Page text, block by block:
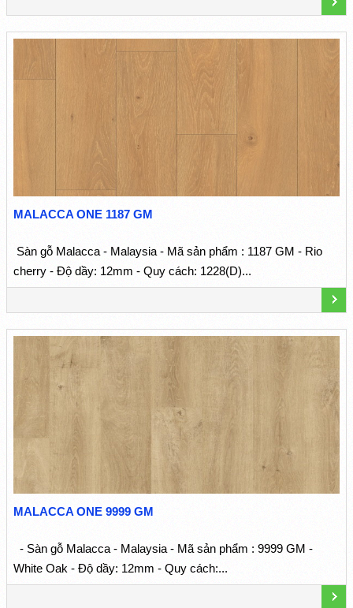
MALACCA ONE 1187 GM
Sàn gỗ Malacca - Malaysia - Mã sản phẩm : 1187 GM - Rio
cherry - Độ dầy: 12mm - Quy cách: 1228(D)...
MALACCA ONE 9999 GM
- Sàn gỗ Malacca - Malaysia - Mã sản phẩm : 9999 GM -
White Oak - Độ dầy: 12mm - Quy cách:...